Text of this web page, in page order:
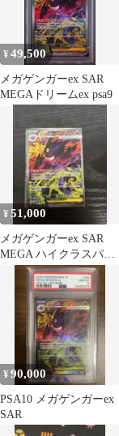
¥49,500
メガゲンガーex SAR
MEGAドリームex psa9
¥51,000
メガゲンガーex SAR
MEGA ハイクラスパッ
ク MEGAドリームex
¥90,000
PSA10 メガゲンガーex
SAR